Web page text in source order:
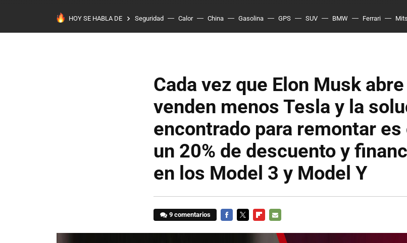
HOY SE HABLA DE Seguridad Calor China Gasolina GPS SUV BMW Ferrari
Cada vez que Elon Musk
venden menos Tesla y la
encontrado para remontar
un 20% de descuento y
en los Model 3 y Model Y
9 comentarios
MAIL